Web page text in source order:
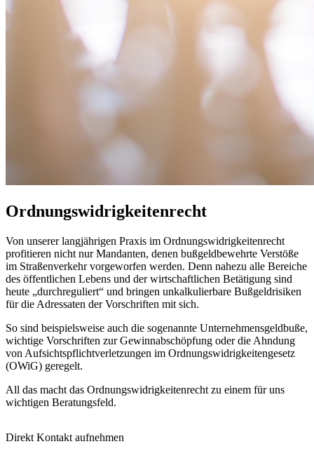
Ordnungswidrigkeitenrecht
Von unserer langjährigen Praxis im Ordnungswidrigkeitenrecht
profitieren nicht nur Mandanten, denen bußgeldbewehrte Verstöße
im Straßenverkehr vorgeworfen werden. Denn nahezu alle Bereiche
des öffentlichen Lebens und der wirtschaftlichen Betätigung sind
heute „durchreguliert“ und bringen unkalkulierbare Bußgeldrisiken
für die Adressaten der Vorschriften mit sich.
So sind beispielsweise auch die sogenannte Unternehmensgeldbuße,
wichtige Vorschriften zur Gewinnabschöpfung oder die Ahndung
von Aufsichtspflichtverletzungen im Ordnungswidrigkeitengesetz
(OWiG) geregelt.
All das macht das Ordnungswidrigkeitenrecht zu einem für uns
wichtigen Beratungsfeld.
Direkt Kontakt aufnehmen